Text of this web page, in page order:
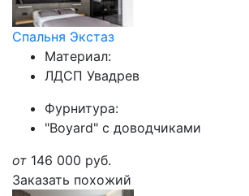
Спальня Экстаз
Материал:
ЛДСП Увадрев
Фурнитура:
"Boyard" с доводчиками
от 146 000 руб.
Заказать похожий